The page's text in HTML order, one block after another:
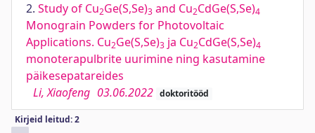
2. Study of Cu2Ge(S,Se)3 and Cu2CdGe(S,Se)4
Monograin Powders for Photovoltaic
Applications. Cu2Ge(S,Se)3 ja Cu2CdGe(S,Se)4
monoterapulbrite uurimine ning kasutamine
päikesepatareides
Li, Xiaofeng 03.06.2022 doktoritööd
Kirjeid leitud: 2